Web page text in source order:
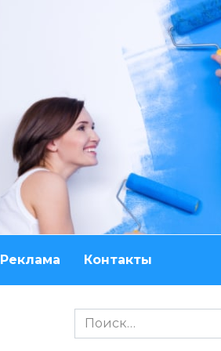
Реклама Контакты
Search
for: